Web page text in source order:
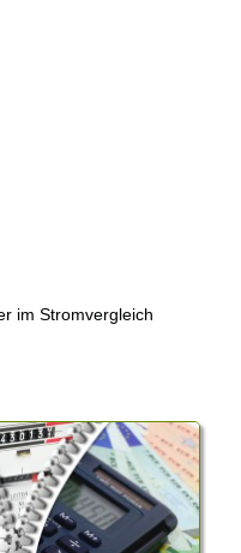
im Stromvergleich